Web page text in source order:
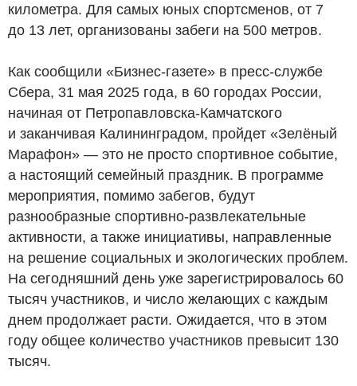
километра. Для самых юных спортсменов, от 7
до 13 лет, организованы забеги на 500 метров.
Как сообщили «Бизнес-газете» в пресс-службе
Сбера, 31 мая 2025 года, в 60 городах России,
начиная от Петропавловска-Камчатского
и заканчивая Калининградом, пройдет «Зелёный
Марафон» — это не просто спортивное событие,
а настоящий семейный праздник. В программе
мероприятия, помимо забегов, будут
разнообразные спортивно-развлекательные
активности, а также инициативы, направленные
на решение социальных и экологических проблем.
На сегодняшний день уже зарегистрировалось 60
тысяч участников, и число желающих с каждым
днем продолжает расти. Ожидается, что в этом
году общее количество участников превысит 130
тысяч.